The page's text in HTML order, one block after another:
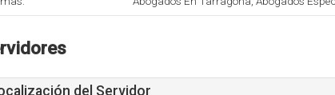
del Servidor